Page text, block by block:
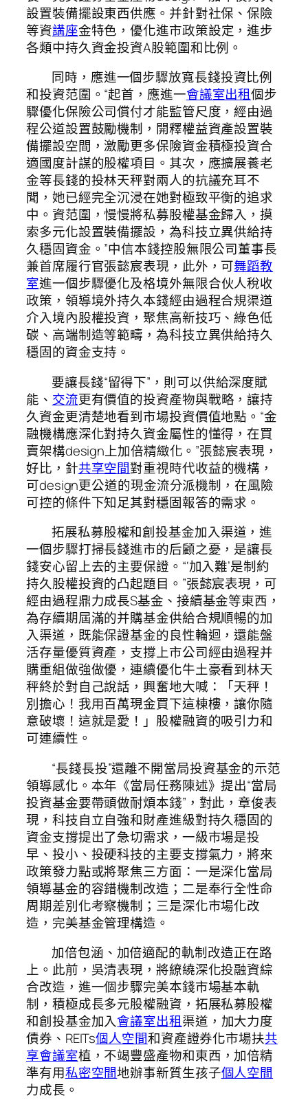
設置裝備擺設東西供應。并針對社保、保險
等資講座金特色，優化進市政策設定，進步
各類中持久資金投資A股範圍和比例。
同時，應進一個步驟放寬長錢投資比例
和投資范圍。“起首，應進一會議室出租個步
驟優化保險公司償付才能監管尺度，經由過
程公道設置鼓勵機制，開釋權益資產設置裝
備擺設空間，激勵更多保險資金積極投資合
適國度計謀的股權項目。其次，應擴展養老
金等長錢的投林天秤對兩人的抗議充耳不
聞，她已經完全沉浸在她對極致平衡的追求
中。資范圍，慢慢將私募股權基金歸入，摸
索多元化設置裝備擺設，為科技立異供給持
久穩固資金。”中信本錢控股無限公司董事長
兼首席履行官張懿宸表現，此外，可舞蹈教
室進一個步驟優化及格境外無限合伙人稅收
政策，領導境外持久本錢經由過程合規渠道
介入境內股權投資，聚焦高新技巧、綠色低
碳、高端制造等範疇，為科技立異供給持久
穩固的資金支持。
要讓長錢“留得下”，則可以供給深度賦
能、 交流更有價值的投資產物與戰略，讓持
久資金更清楚地看到市場投資價值地點。“金
融機構應深化對持久資金屬性的懂得，在買
賣架構design上加倍精緻化。”張懿宸表現，
好比，針共享空間對重視時代收益的機構，
可design更公道的現金流分派機制，在風險
可控的條件下知足其對穩固報答的需求。
拓展私募股權和創投基金加入渠道，進
一個步驟打掃長錢進市的后顧之憂，是讓長
錢安心留上去的主要保證。“‘加入難’是制約
持久股權投資的凸起題目。”張懿宸表現，可
經由過程鼎力成長S基金、接續基金等東西，
為存續期屆滿的并購基金供給合規順暢的加
入渠道，既能保證基金的良性輪迴，還能盤
活存量優質資產，支撐上市公司經由過程并
購重組做強做優，連續優化牛土豪看到林天
秤終於對自己說話，興奮地大喊：「天秤！
別擔心！我用百萬現金買下這棟樓，讓你隨
意破壞！這就是愛！」股權融資的吸引力和
可連續性。
“長錢長投”還離不開當局投資基金的示范
領導感化。本年《當局任務陳述》提出“當局
投資基金要帶頭做耐煩本錢”，對此，章俊表
現，科技自立自強和財產進級對持久穩固的
資金支撐提出了急切需求，一級市場是投
早、投小、投硬科技的主要支撐氣力，將來
政策發力點或將聚焦三方面：一是深化當局
領導基金的容錯機制改造；二是奉行全性命
周期差別化考察機制；三是深化市場化改
造，完美基金管理構造。
加倍包涵、加倍適配的軌制改造正在路
上。此前，吳清表現，將繚繞深化投融資綜
合改造，進一個步驟完美本錢市場基本軌
制，積極成長多元股權融資，拓展私募股權
和創投基金加入會議室出租渠道，加大力度
債券、REITs個人空間和資產證券化市場扶共
享會議室植，不竭豐盛產物和東西，加倍精
準有用私密空間地辦事新質生孩子個人空間
力成長。